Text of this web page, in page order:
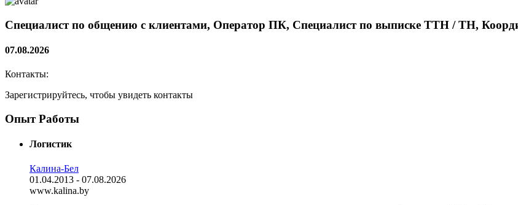
Специалист по общению с клиентами, Оператор ПК, Специалист по выписке ТТН / ТН,
07.08.2026
Контакты:
Зарегистрируйтесь, чтобы увидеть контакты
Опыт Работы
Логистик
Калина-Бел
01.04.2013 - 07.08.2026
www.kalina.by